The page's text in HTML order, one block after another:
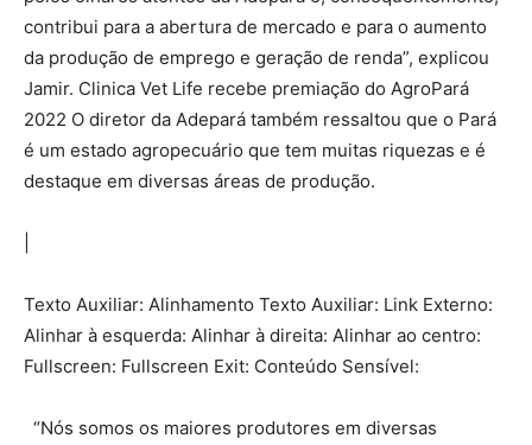
contribui para a abertura de mercado e para o aumento
da produção de emprego e geração de renda”, explicou
Jamir. Clinica Vet Life recebe premiação do AgroPará
2022 O diretor da Adepará também ressaltou que o Pará
é um estado agropecuário que tem muitas riquezas e é
destaque em diversas áreas de produção.
Texto Auxiliar: Alinhamento Texto Auxiliar: Link Externo:
Alinhar à esquerda: Alinhar à direita: Alinhar ao centro:
Fullscreen: Fullscreen Exit: Conteúdo Sensível:
“Nós somos os maiores produtores em diversas